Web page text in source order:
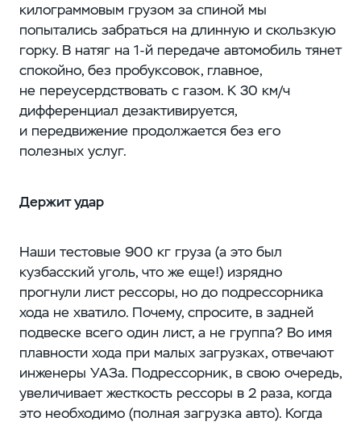
килограммовым грузом за спиной мы
попытались забраться на длинную и скользкую
горку. В натяг на 1-й передаче автомобиль тянет
спокойно, без пробуксовок, главное,
не переусердствовать с газом. К 30 км/ч
дифференциал дезактивируется,
и передвижение продолжается без его
полезных услуг.
Держит удар
Наши тестовые 900 кг груза (а это был
кузбасский уголь, что же еще!) изрядно
прогнули лист рессоры, но до подрессорника
хода не хватило. Почему, спросите, в задней
подвеске всего один лист, а не группа? Во имя
плавности хода при малых загрузках, отвечают
инженеры УАЗа. Подрессорник, в свою очередь,
увеличивает жесткость рессоры в 2 раза, когда
это необходимо (полная загрузка авто). Когда